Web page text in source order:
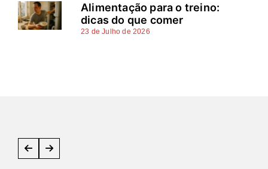
Alimentação para o treino:
dicas do que comer
23 de Julho de 2026